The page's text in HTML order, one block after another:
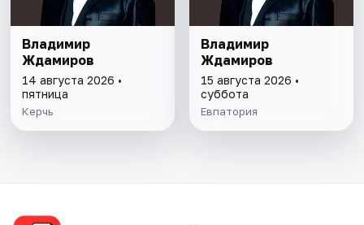
Владимир
Ждамиров
14 августа 2026 •
пятница
Керчь
Владимир
Ждамиров
15 августа 2026 •
суббота
Евпатория